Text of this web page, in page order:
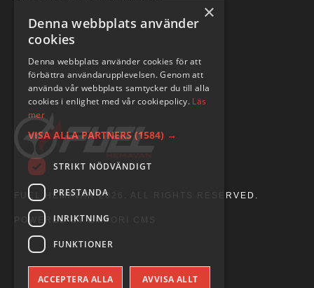
FUEL HEMAVAN 2026. ALL RIGHTS RESERVED.
POWERED BY EMPORI CMS
×
Denna webbplats använder
cookies
Denna webbplats använder cookies för att
förbättra användarupplevelsen. Genom att
använda vår webbplats samtycker du till alla
cookies i enlighet med vår cookiepolicy. Läs
mer
VISA ALLA PARTNERS (1584) →
STRIKT NÖDVÄNDIGT
PRESTANDA
INRIKTNING
FUNKTIONER
ACCEPTERA ALLA AVVISA ALLT